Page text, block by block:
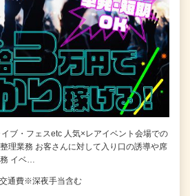
ブ・フェスetc 人気×レアイベント会場での
理業務 お客さんに対して入り口の誘導や席
イベ…
通費※深夜手当含む